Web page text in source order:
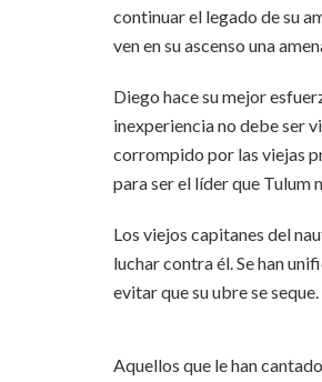
continuar el legado de su
ven en su ascenso una
Diego hace su mejor
inexperiencia no debe ser
corrompido por las viejas
para ser el líder que Tulum
Los viejos capitanes del
luchar contra él. Se han
evitar que su ubre se seque.
Aquellos que le han